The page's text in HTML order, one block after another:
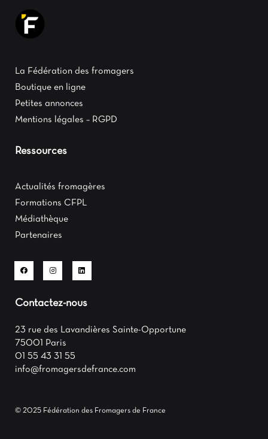
La Fédération des fromagers
Boutique en ligne
Petites annonces
Mentions légales – RGPD
Ressources
Actualités fromagères
Formations CFPL
Médiathèque
Partenaires
Contactez-nous
23 rue des Lavandières Sainte-Opportune
75001 Paris
01 55 43 31 55
info@fromagersdefrance.com
© 2025 Fédération des Fromagers de France